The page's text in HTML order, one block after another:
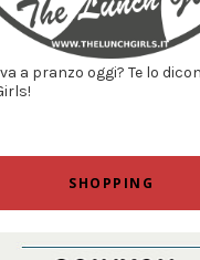
a pranzo oggi? Te lo
SHOPPING